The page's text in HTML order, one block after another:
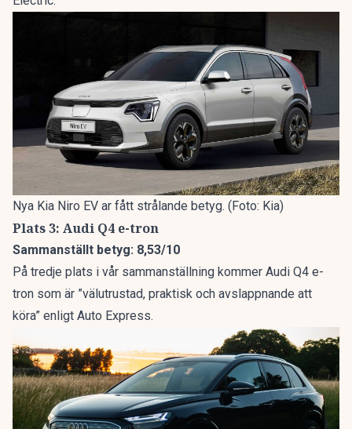
Nya Kia Niro EV ar fått strålande betyg. (Foto: Kia)
Plats 3: Audi Q4 e-tron
Sammanställt betyg: 8,53/10
På tredje plats i vår sammanställning kommer Audi Q4 e-
tron som är ”välutrustad, praktisk och avslappnande att
köra” enligt Auto Express.